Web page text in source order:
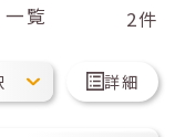
一覧 2件
詳細